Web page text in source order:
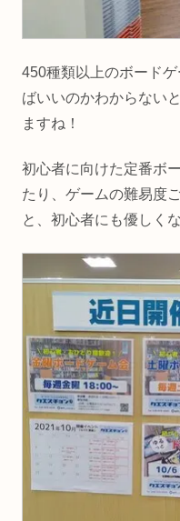
450種類以上のボード
ばいいのかわからない
ますね！
初心者に向けた定番ボ
たり、ゲームの難易度
と、初心者にも優しく